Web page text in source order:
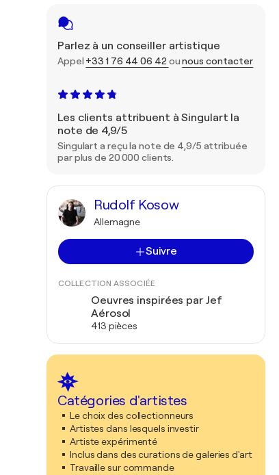
Parlez à un conseiller artistique
Appel +33 1 76 44 06 42 ounous contacter
Les clients attribuent à Singulart la
note de 4,9/5
Singulart a reçu la note de 4,9/5 attribuée
par plus de 20 000 clients.
Rudolf Kosow
Allemagne
Suivre
COLLECTION ASSOCIÉE
Oeuvres inspirées par Jef
Aérosol
413 pièces
Catégories d'artistes
Le choix des collectionneurs
Artistes dans lesquels investir
Artiste expérimenté
Inclus dans des curations de galeries d'art
Travaille sur commande